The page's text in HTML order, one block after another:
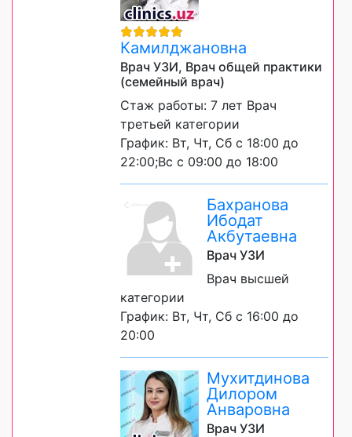
Камилджановна
Врач УЗИ, Врач общей практики
(семейный врач)
Стаж работы: 7 лет Врач
третьей категории
График: Вт, Чт, Сб с 18:00 до
22:00;Вс с 09:00 до 18:00
Бахранова
Ибодат
Акбутаевна
Врач УЗИ
Врач высшей
категории
График: Вт, Чт, Сб с 16:00 до
20:00
Мухитдинова
Дилором
Анваровна
Врач УЗИ